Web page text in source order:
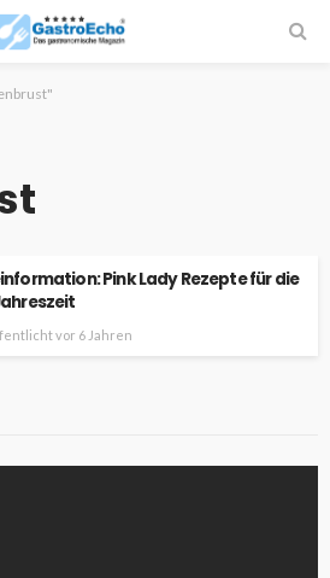
Pink Lady Rezepte für die
vor 6 Jahren